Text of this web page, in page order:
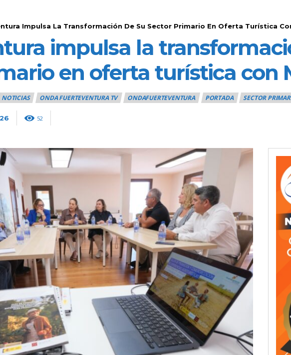
Impulsa La Transformación De Su Sector Primario En Oferta Turística
impulsa la
en oferta turística con
NOTICIAS ONDA FUERTEVENTURA TV ONDAFUERTEVENTURA PORTADA SECTOR
52